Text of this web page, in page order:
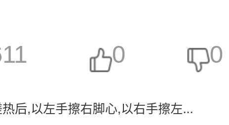
0 0
后,以左手擦右脚心,以右手擦左...